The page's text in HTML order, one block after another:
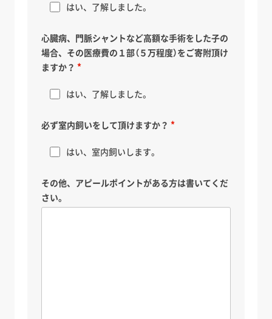
はい、了解しました。
心臓病、門脈シャントなど高額な手術をした子の
場合、その医療費の１部（５万程度）をご寄附頂け
ますか？
はい、了解しました。
必ず室内飼いをして頂けますか？
はい、室内飼いします。
その他、アピールポイントがある方は書いてくだ
さい。